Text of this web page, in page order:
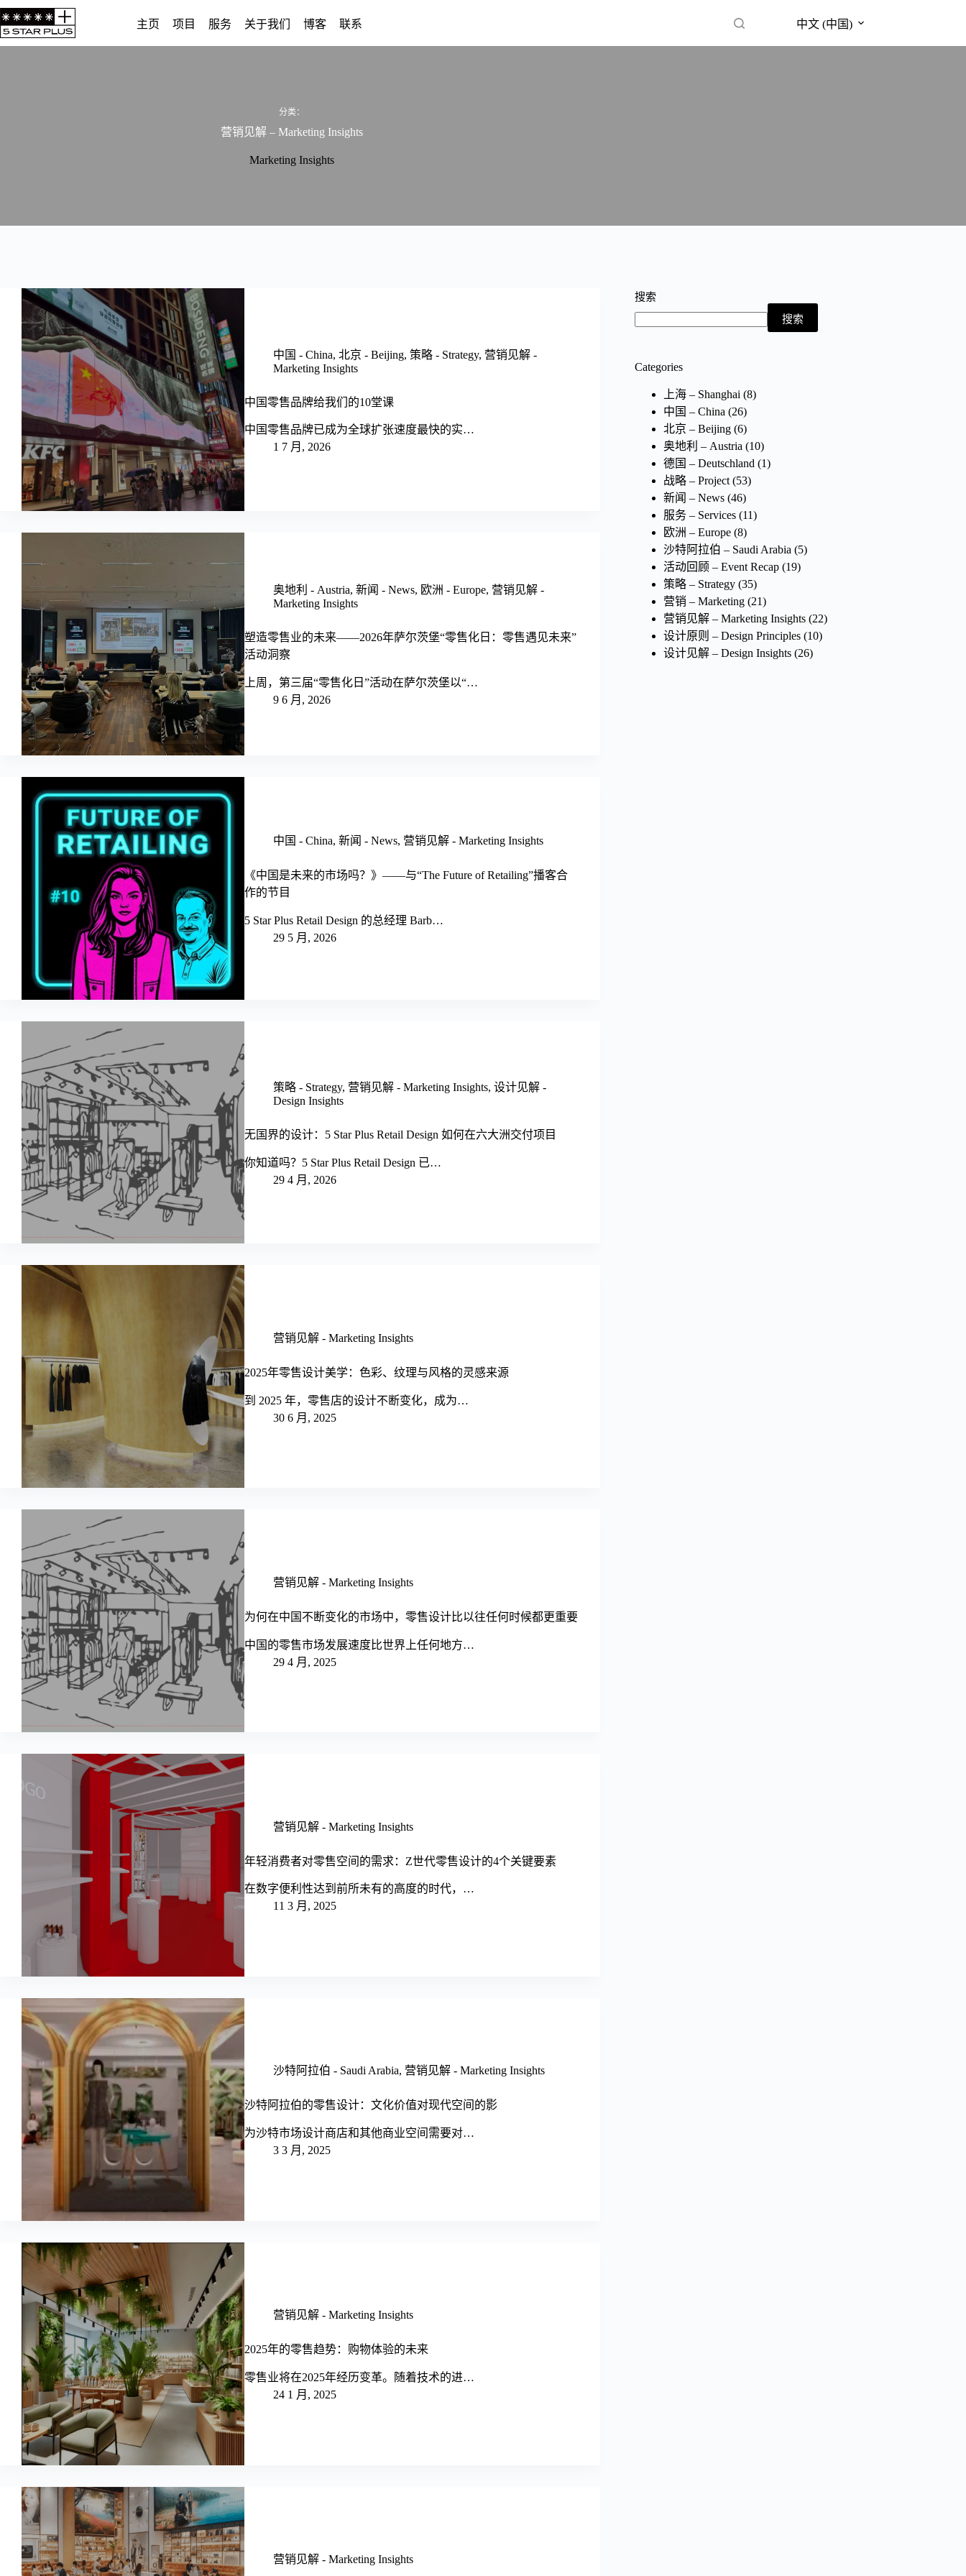
跳
至
内
主页 项目 服务 关于我们 博客 联系 中文 (中国)
分类：
营销见解 – Marketing Insights
Marketing Insights
中国 - China, 北京 - Beijing, 策略 - Strategy, 营销见解 -
Marketing Insights
中国零售品牌给我们的10堂课
中国零售品牌已成为全球扩张速度最快的实…
1 7 月, 2026
奥地利 - Austria, 新闻 - News, 欧洲 - Europe, 营销见解 -
Marketing Insights
塑造零售业的未来——2026年萨尔茨堡“零售化日：零售遇见未来”
活动洞察
上周，第三届“零售化日”活动在萨尔茨堡以“…
9 6 月, 2026
中国 - China, 新闻 - News, 营销见解 - Marketing Insights
《中国是未来的市场吗？》——与“The Future of Retailing”播客合
作的节目
5 Star Plus Retail Design 的总经理 Barb…
29 5 月, 2026
策略 - Strategy, 营销见解 - Marketing Insights, 设计见解 -
Design Insights
无国界的设计：5 Star Plus Retail Design 如何在六大洲交付项目
你知道吗？5 Star Plus Retail Design 已…
29 4 月, 2026
营销见解 - Marketing Insights
2025年零售设计美学：色彩、纹理与风格的灵感来源
到 2025 年，零售店的设计不断变化，成为…
30 6 月, 2025
营销见解 - Marketing Insights
为何在中国不断变化的市场中，零售设计比以往任何时候都更重要
中国的零售市场发展速度比世界上任何地方…
29 4 月, 2025
营销见解 - Marketing Insights
年轻消费者对零售空间的需求：Z世代零售设计的4个关键要素
在数字便利性达到前所未有的高度的时代，…
11 3 月, 2025
沙特阿拉伯 - Saudi Arabia, 营销见解 - Marketing Insights
沙特阿拉伯的零售设计：文化价值对现代空间的影
为沙特市场设计商店和其他商业空间需要对…
3 3 月, 2025
营销见解 - Marketing Insights
2025年的零售趋势：购物体验的未来
零售业将在2025年经历变革。随着技术的进…
24 1 月, 2025
营销见解 - Marketing Insights
搜索
搜索
Categories
上海 – Shanghai (8)
中国 – China (26)
北京 – Beijing (6)
奥地利 – Austria (10)
德国 – Deutschland (1)
战略 – Project (53)
新闻 – News (46)
服务 – Services (11)
欧洲 – Europe (8)
沙特阿拉伯 – Saudi Arabia (5)
活动回顾 – Event Recap (19)
策略 – Strategy (35)
营销 – Marketing (21)
营销见解 – Marketing Insights (22)
设计原则 – Design Principles (10)
设计见解 – Design Insights (26)